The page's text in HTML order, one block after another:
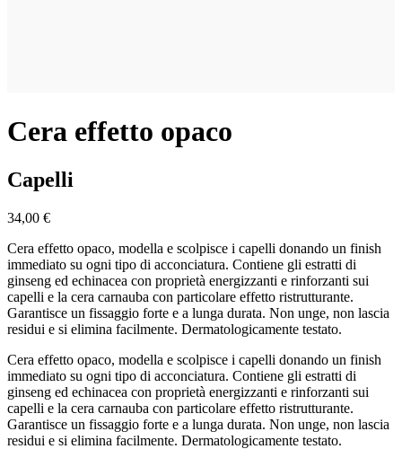
Cera effetto opaco
Capelli
34,00 €
Cera effetto opaco, modella e scolpisce i capelli donando un finish
immediato su ogni tipo di acconciatura. Contiene gli estratti di
ginseng ed echinacea con proprietà energizzanti e rinforzanti sui
capelli e la cera carnauba con particolare effetto ristrutturante.
Garantisce un fissaggio forte e a lunga durata. Non unge, non lascia
residui e si elimina facilmente. Dermatologicamente testato.
Cera effetto opaco, modella e scolpisce i capelli donando un finish
immediato su ogni tipo di acconciatura. Contiene gli estratti di
ginseng ed echinacea con proprietà energizzanti e rinforzanti sui
capelli e la cera carnauba con particolare effetto ristrutturante.
Garantisce un fissaggio forte e a lunga durata. Non unge, non lascia
residui e si elimina facilmente. Dermatologicamente testato.